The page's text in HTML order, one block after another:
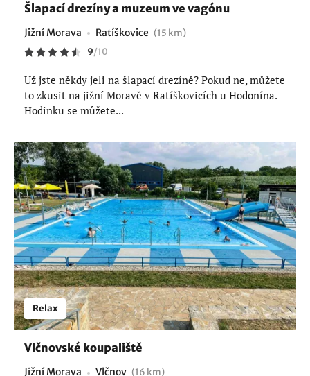
Šlapací drezíny a muzeum ve vagónu
Jižní Morava Ratíškovice (15 km)
9/10
Už jste někdy jeli na šlapací drezíně? Pokud ne, můžete
to zkusit na jižní Moravě v Ratíškovicích u Hodonína.
Hodinku se můžete...
Relax
Vlčnovské koupaliště
Jižní Morava Vlčnov (16 km)